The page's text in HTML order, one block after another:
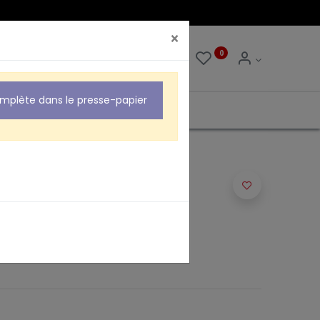
0
×
dans le presse-papier